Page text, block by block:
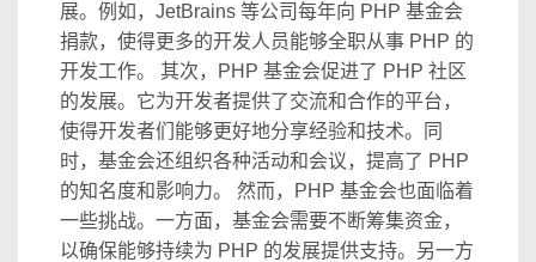
展。例如，JetBrains 等公司每年向 PHP 基金会
捐款，使得更多的开发人员能够全职从事 PHP 的
开发工作。 其次，PHP 基金会促进了 PHP 社区
的发展。它为开发者提供了交流和合作的平台，
使得开发者们能够更好地分享经验和技术。同
时，基金会还组织各种活动和会议，提高了 PHP
的知名度和影响力。 然而，PHP 基金会也面临着
一些挑战。一方面，基金会需要不断筹集资金，
以确保能够持续为 PHP 的发展提供支持。另一方